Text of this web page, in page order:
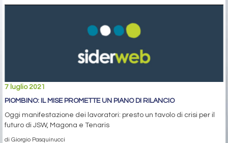
7 luglio 2021
PIOMBINO: IL MISE PROMETTE UN PIANO DI RILANCIO
Oggi manifestazione dei lavoratori: presto un tavolo di crisi per il
futuro di JSW, Magona e Tenaris
di Giorgio Pasquinucci